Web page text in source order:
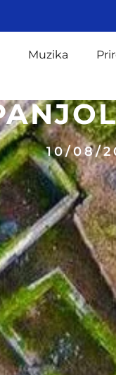
Muzika
10/08/